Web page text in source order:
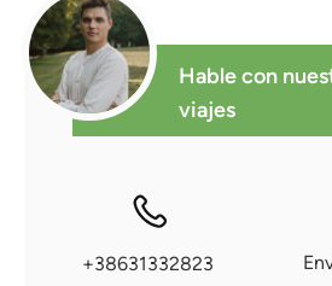
Hable con
viajes
+38631332823